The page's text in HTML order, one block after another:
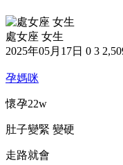
處女座 女生
2025年05月17日 0 3
孕媽咪
懷孕22w
肚子變緊 變硬
走路就會